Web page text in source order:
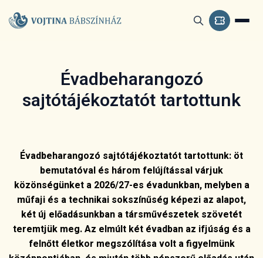
Évadbeharangozó
sajtótájékoztatót tartottunk
Évadbeharangozó sajtótájékoztatót tartottunk: öt
bemutatóval és három felújítással várjuk
közönségünket a 2026/27-es évadunkban, melyben a
műfaji és a technikai sokszínűség képezi az alapot,
két új előadásunkban a társművészetek szövetét
teremtjük meg. Az elmúlt két évadban az ifjúság és a
felnőtt életkor megszólítása volt a figyelmünk